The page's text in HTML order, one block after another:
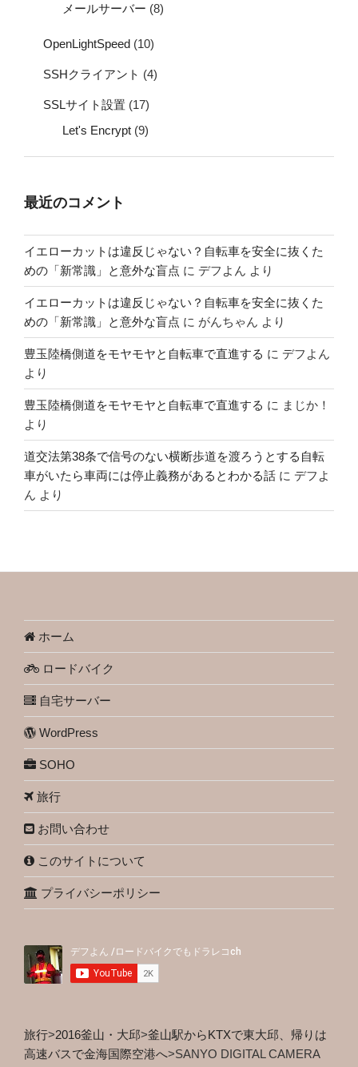
メールサーバー (8)
OpenLightSpeed (10)
SSHクライアント (4)
SSLサイト設置 (17)
Let's Encrypt (9)
最近のコメント
イエローカットは違反じゃない？自転車を安全に抜くた
めの「新常識」と意外な盲点 に デフよん より
イエローカットは違反じゃない？自転車を安全に抜くた
めの「新常識」と意外な盲点 に がんちゃん より
豊玉陸橋側道をモヤモヤと自転車で直進する に デフよん
より
豊玉陸橋側道をモヤモヤと自転車で直進する に まじか！
より
道交法第38条で信号のない横断歩道を渡ろうとする自転
車がいたら車両には停止義務があるとわかる話 に デフよ
ん より
ホーム
ロードバイク
自宅サーバー
WordPress
SOHO
旅行
お問い合わせ
このサイトについて
プライバシーポリシー
旅行>2016釜山・大邱>釜山駅からKTXで東大邱、帰りは
高速バスで金海国際空港へ>SANYO DIGITAL CAMERA